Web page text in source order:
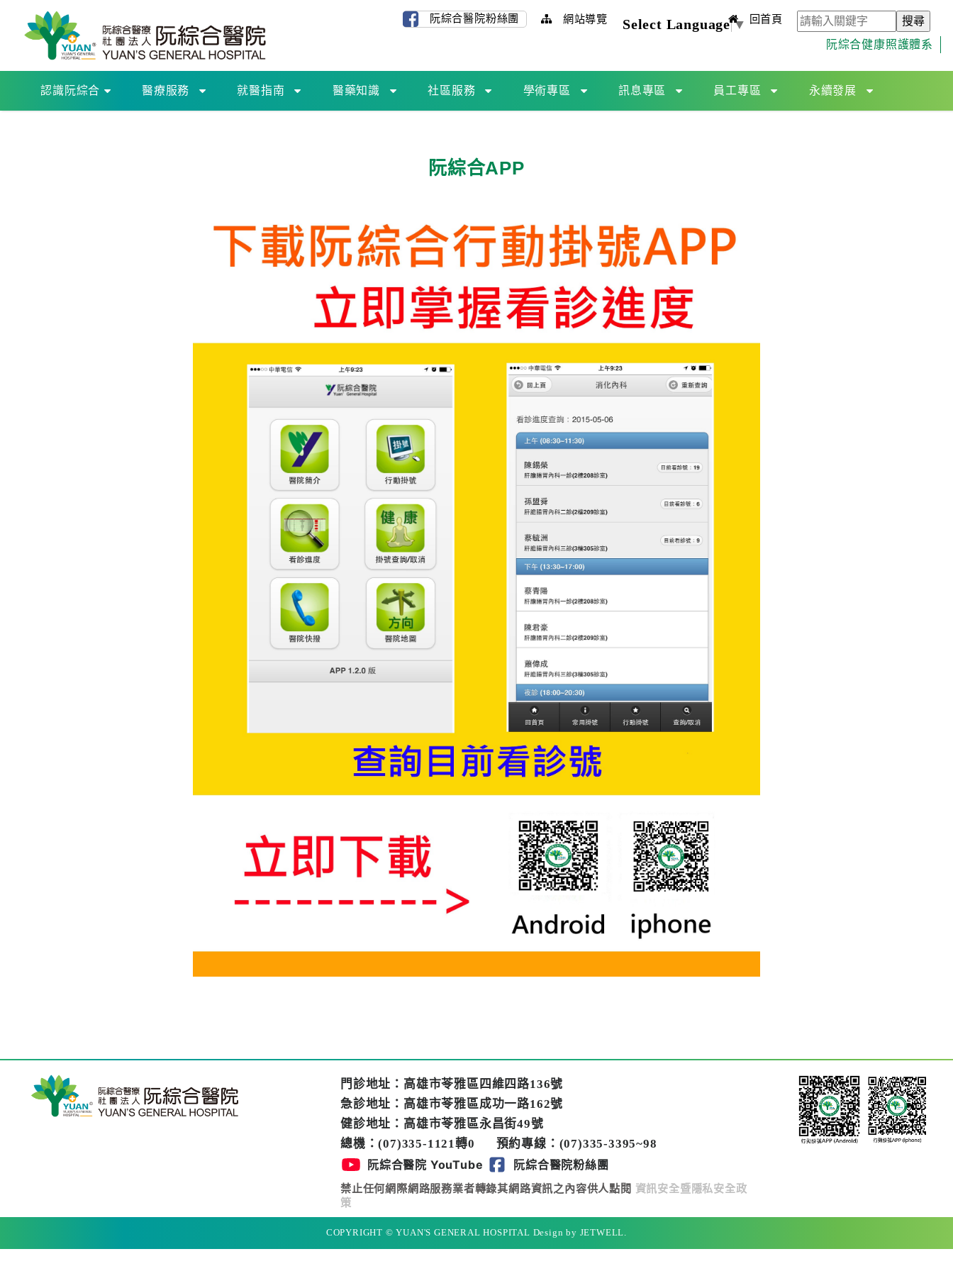
阮綜合醫院粉絲團 網站導覽 Select Language▼ 回首頁
阮綜合健康照護體系
認識阮綜合 醫療服務 就醫指南 醫藥知識 社區服務 學術專區 訊息專區 員工專區 永續發展
阮綜合APP
門診地址：高雄市苓雅區四維四路136號
急診地址：高雄市苓雅區成功一路162號
健診地址：高雄市苓雅區永昌街49號
總機：(07)335-1121轉0
預約專線：(07)335-3395~98
阮綜合醫院 YouTube 阮綜合醫院粉絲團
禁止任何網際網路服務業者轉錄其網路資訊之內容供人點閱 資訊安全暨隱私安全政
策
COPYRIGHT © YUAN'S GENERAL HOSPITAL Design by JETWELL.